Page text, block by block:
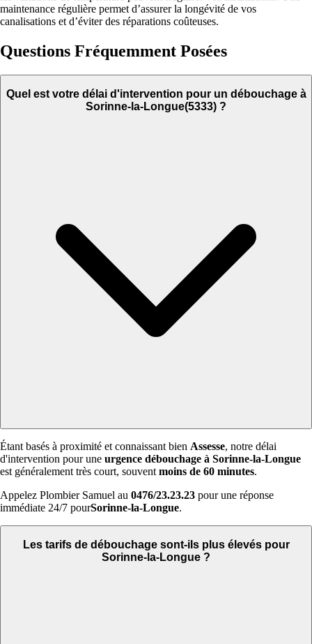
maintenance régulière permet d’assurer la longévité de vos
canalisations et d’éviter des réparations coûteuses.
Questions Fréquemment Posées
Quel est votre délai d'intervention pour un débouchage à
Sorinne-la-Longue(5333) ?
Étant basés à proximité et connaissant bien Assesse, notre délai
d'intervention pour une urgence débouchage à Sorinne-la-Longue
est généralement très court, souvent moins de 60 minutes.
Appelez Plombier Samuel au 0476/23.23.23 pour une réponse
immédiate 24/7 pourSorinne-la-Longue.
Les tarifs de débouchage sont-ils plus élevés pour
Sorinne-la-Longue ?